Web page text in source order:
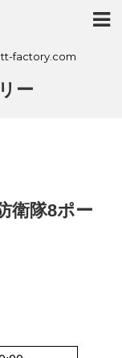
factory.com
ー
衛隊8ポー